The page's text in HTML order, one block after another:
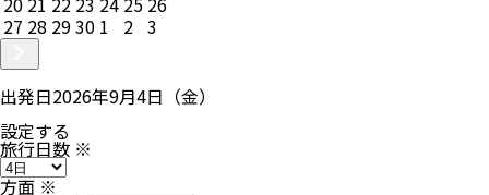
27 28 2930 1 2 3
出発日2026年9月4日（金）
設定する
旅行日数 ※
方面※